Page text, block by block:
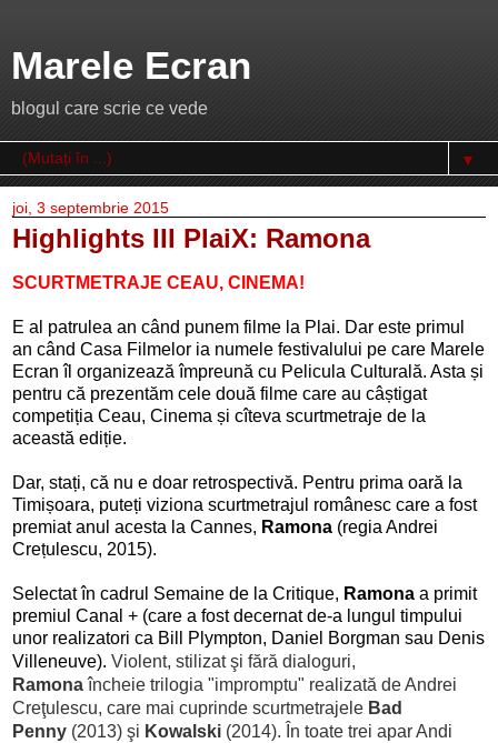
Marele Ecran
blogul care scrie ce vede
▼
joi, 3 septembrie 2015
Highlights III PlaiX: Ramona
SCURTMETRAJE CEAU, CINEMA!
E al patrulea an când punem filme la Plai. Dar este primul
an când Casa Filmelor ia numele festivalului pe care Marele
Ecran îl organizează împreună cu Pelicula Culturală. Asta și
pentru că prezentăm cele două filme care au câștigat
competiția Ceau, Cinema și cîteva scurtmetraje de la
această ediție.
Dar, stați, că nu e doar retrospectivă. Pentru prima oară la
Timișoara, puteți viziona scurtmetrajul românesc care a fost
premiat anul acesta la Cannes, Ramona (regia Andrei
Crețulescu, 2015).
Selectat în cadrul Semaine de la Critique, Ramona a primit
premiul Canal + (care a fost decernat de-a lungul timpului
unor realizatori ca Bill Plympton, Daniel Borgman sau Denis
Villeneuve). Violent, stilizat şi fără dialoguri,
Ramonaîncheie trilogia "impromptu" realizată de Andrei
Creţulescu, care mai cuprinde scurtmetrajele Bad
Penny (2013) şi Kowalski (2014). În toate trei apar Andi